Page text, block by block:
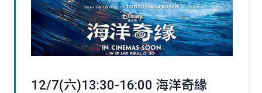
12/7(六)13:30-16:00 海洋奇緣